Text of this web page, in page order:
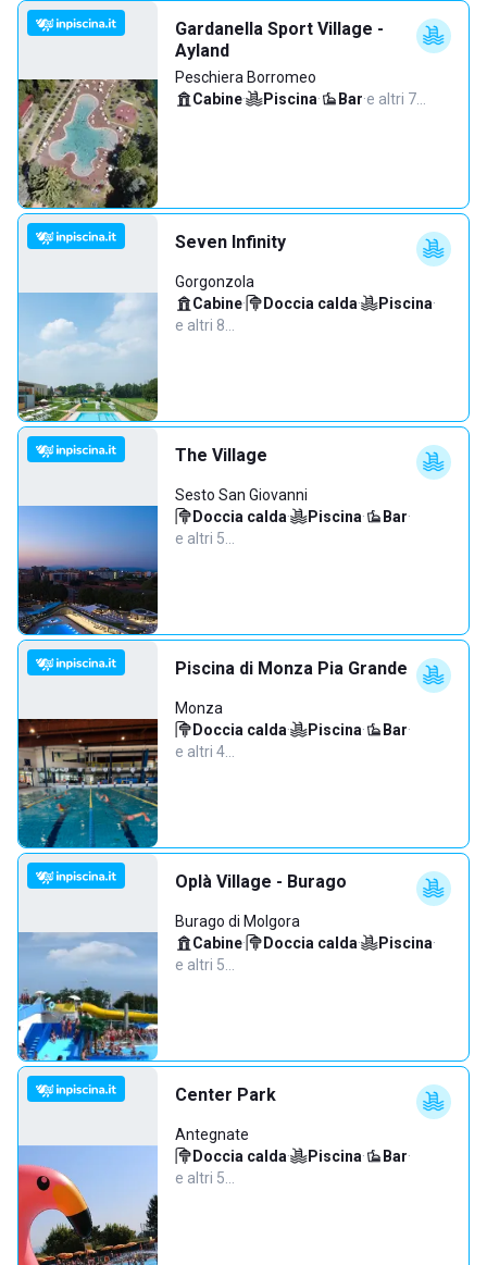
Gardanella Sport Village -
Ayland
Peschiera Borromeo
Cabine· Piscina· Bar·e altri 7…
Seven Infinity
Gorgonzola
Cabine· Doccia calda· Piscina·
e altri 8…
The Village
Sesto San Giovanni
Doccia calda· Piscina· Bar·
e altri 5…
Piscina di Monza Pia Grande
Monza
Doccia calda· Piscina· Bar·
e altri 4…
Oplà Village - Burago
Burago di Molgora
Cabine· Doccia calda· Piscina·
e altri 5…
Center Park
Antegnate
Doccia calda· Piscina· Bar·
e altri 5…